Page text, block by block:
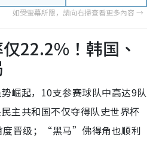
22.2%！韩国、
崛起，10支参赛球队中高达9队
主共和国不仅夺得队史世界杯
度晋级；“黑马”佛得角也顺利